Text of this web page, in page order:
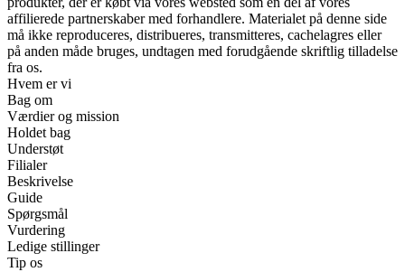
affilierede partnerskaber med forhandlere. Materialet på denne side
må ikke reproduceres, distribueres, transmitteres, cachelagres eller
på anden måde bruges, undtagen med forudgående skriftlig tilladelse
fra os.
Hvem er vi
Bag om
Værdier og mission
Holdet bag
Understøt
Filialer
Beskrivelse
Guide
Spørgsmål
Vurdering
Ledige stillinger
Tip os